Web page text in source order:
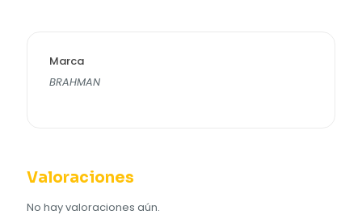
Marca
BRAHMAN
Valoraciones
No hay valoraciones aún.